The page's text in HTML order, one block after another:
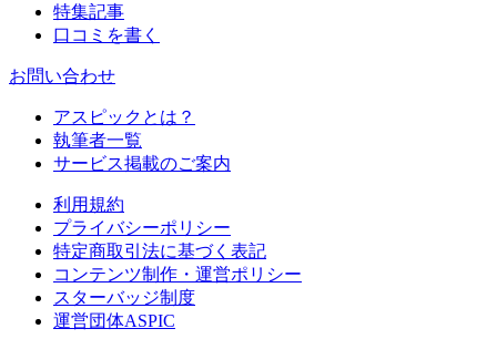
特集記事
口コミを書く
お問い合わせ
アスピックとは？
執筆者一覧
サービス掲載のご案内
利用規約
プライバシーポリシー
特定商取引法に基づく表記
コンテンツ制作・運営ポリシー
スターバッジ制度
運営団体ASPIC